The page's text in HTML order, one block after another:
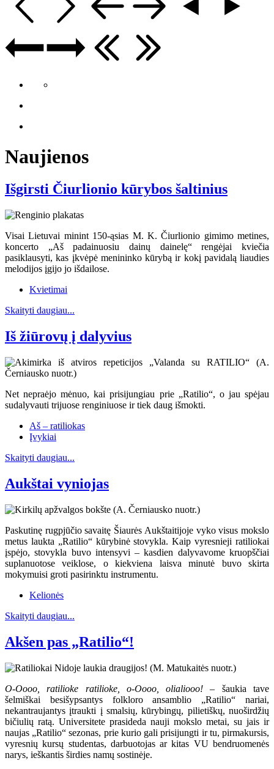
Naujienos
Išgirsti Čiurlionio kūrybos šaltinius
Visai Lietuvai minint 150-ąsias M. K. Čiurlionio gimimo metines,
koncerto „Aš padainuosiu dainų dainelę“ rengėjai kviečia
pasiklausyti, kas įkvėpė menininko kūrybą ir kokį pavidalą liaudies
melodijos įgijo jo išdailose.
Kvietimai
Skaityti daugiau...
Iš žiūrovų į dalyvius
Net nepraėjo mėnuo, kai prisijungiau prie „Ratilio“, o jau spėjau
sudalyvauti trijuose renginiuose ir tiek daug išmokti.
Aš – ratiliokas
Įvykiai
Skaityti daugiau...
Aukštai vyniojas
Paskutinę rugpjūčio savaitę Šiaurės Aukštaitijoje vyko visus mokslo
metus laukta „Ratilio“ kūrybinė stovykla. Kaip vyresnieji ratiliokai
įspėjo, stovykla buvo intensyvi – kasdien dalyvavome kruopščiai
suplanuotose veiklose, o kiekviena laisva minutė buvo skirta
mokymuisi groti pasirinktu instrumentu.
Kelionės
Skaityti daugiau...
Akšen pas „Ratilio“!
O-Oooo, ratilioke ratilioke, o-Oooo, olialiooo! – šaukia tave
šelmiškai besišypsantys folkloro ansamblio „Ratilio“ nariai,
nekantraujantys įtraukti į smalsių, kūrybingų, pilietiškų, nuoširdžių
bičiulių ratą. Universitete prasideda nauji mokslo metai, su jais ir
naujas „Ratilio“ sezonas, prie kurio gali prisijungti ir tu, pirmakursis,
vyresnių kursų studentas, darbuotojas ar kitas VU bendruomenės
narys, ieškantis širdies namų sostinėje.